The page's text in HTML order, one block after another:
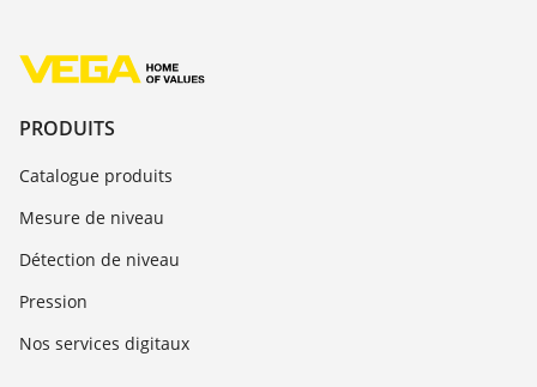
PRODUITS
Catalogue produits
Mesure de niveau
Détection de niveau
Pression
Nos services digitaux